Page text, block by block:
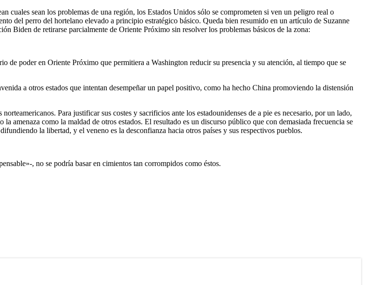
cuales sean los problemas de una región, los Estados Unidos sólo se comprometen si ven un peligro real o
del perro del hortelano elevado a principio estratégico básico. Queda bien resumido en un artículo de Suzanne
Biden de retirarse parcialmente de Oriente Próximo sin resolver los problemas básicos de la zona:
de poder en Oriente Próximo que permitiera a Washington reducir su presencia y su atención, al tiempo que se
a otros estados que intentan desempeñar un papel positivo, como ha hecho China promoviendo la distensión
Para justificar sus costes y sacrificios ante los estadounidenses de a pie es necesario, por un lado,
amenaza como la maldad de otros estados. El resultado es un discurso público que con demasiada frecuencia se
la libertad, y el veneno es la desconfianza hacia otros países y sus respectivos pueblos.
, no se podría basar en cimientos tan corrompidos como éstos.